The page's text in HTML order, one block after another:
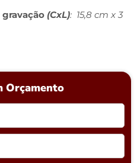
gravação (CxL): 15,8 cm x 3
Orçamento